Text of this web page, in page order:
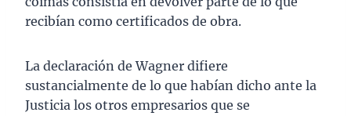
recibían como certificados de obra.
La declaración de Wagner difiere
sustancialmente de lo que habían dicho ante la
Justicia los otros empresarios que se